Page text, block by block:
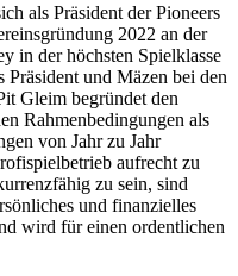
als Präsident der Pioneers
2022 an der
in der höchsten Spielklasse
Präsident und Mäzen bei den
Gleim begründet den
Rahmenbedingungen als
von Jahr zu Jahr
aufrecht zu
zu sein, sind
und finanzielles
wird für einen ordentlichen